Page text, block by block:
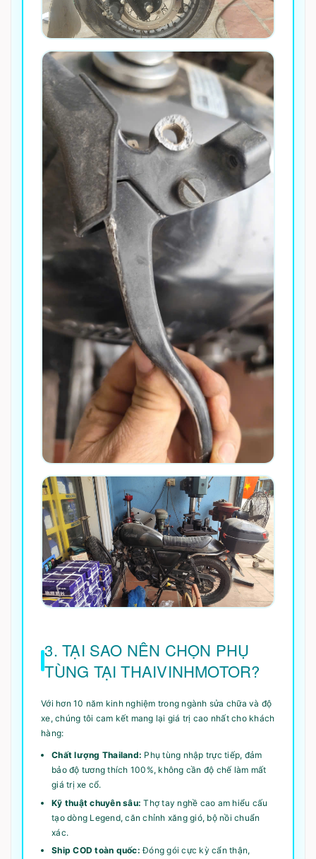
3. TẠI SAO NÊN CHỌN PHỤ
TÙNG TẠI THAIVINHMOTOR?
Với hơn 10 năm kinh nghiệm trong ngành sửa chữa và độ
xe, chúng tôi cam kết mang lại giá trị cao nhất cho khách
hàng:
Chất lượng Thailand: Phụ tùng nhập trực tiếp, đảm
bảo độ tương thích 100%, không cần độ chế làm mất
giá trị xe cổ.
Kỹ thuật chuyên sâu: Thợ tay nghề cao am hiểu cấu
tạo dòng Legend, căn chỉnh xăng gió, bộ nồi chuẩn
xác.
Ship COD toàn quốc: Đóng gói cực kỳ cẩn thận,